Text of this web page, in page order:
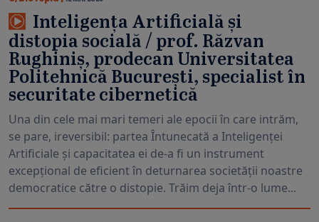
Inteligența Artificială și
distopia socială / prof. Răzvan
Rughiniș, prodecan Universitatea
Politehnică București, specialist în
securitate cibernetică
Una din cele mai mari temeri ale epocii în care intrăm,
se pare, ireversibil: partea Întunecată a Inteligenței
Artificiale și capacitatea ei de-a fi un instrument
excepțional de eficient în deturnarea societății noastre
democratice către o distopie. Trăim deja într-o lume...